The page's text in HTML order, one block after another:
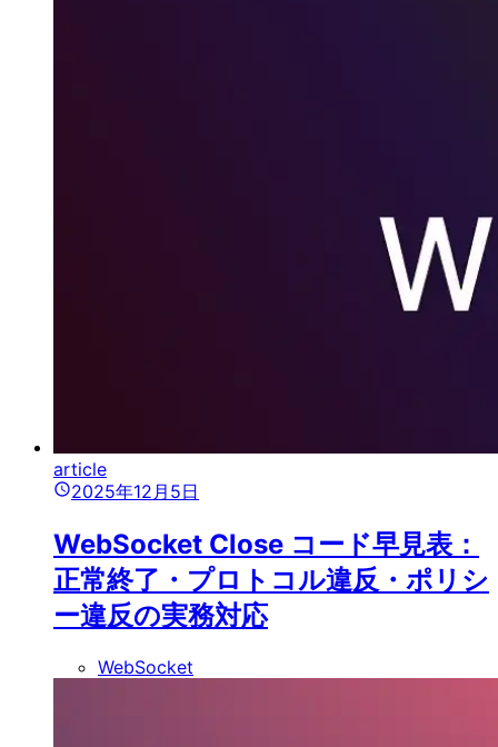
article
2025年12月5日
WebSocket Close コード早見表：
正常終了・プロトコル違反・ポリシ
ー違反の実務対応
WebSocket